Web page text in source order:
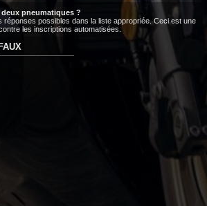
pneumatiques ?
réponses possibles dans la liste appropriée. Ceci est une
les inscriptions automatisées.